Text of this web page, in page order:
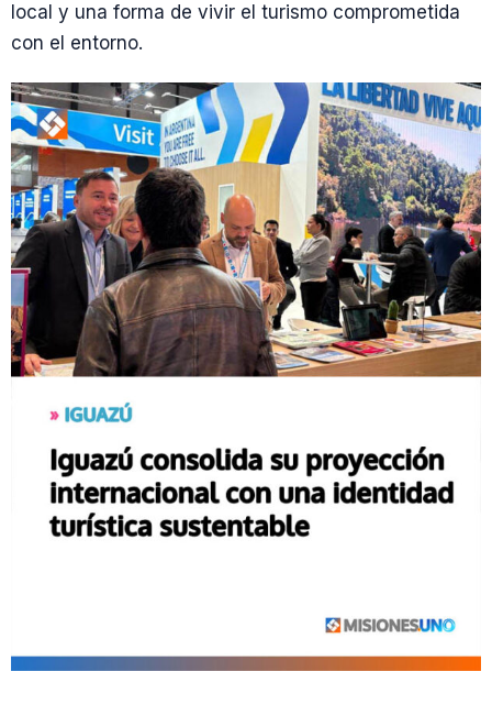
local y una forma de vivir el turismo comprometida
con el entorno.